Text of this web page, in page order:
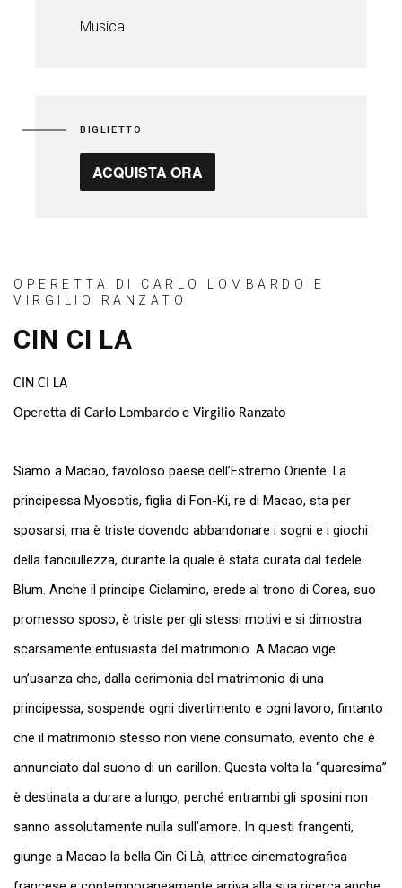
Musica
BIGLIETTO
ACQUISTA ORA
OPERETTA DI CARLO LOMBARDO E
VIRGILIO RANZATO
CIN CI LA
CIN CI LA
Operetta di Carlo Lombardo e Virgilio Ranzato
Siamo a Macao, favoloso paese dell’Estremo Oriente. La
principessa Myosotis, figlia di Fon-Ki, re di Macao, sta per
sposarsi, ma è triste dovendo abbandonare i sogni e i giochi
della fanciullezza, durante la quale è stata curata dal fedele
Blum. Anche il principe Ciclamino, erede al trono di Corea, suo
promesso sposo, è triste per gli stessi motivi e si dimostra
scarsamente entusiasta del matrimonio. A Macao vige
un’usanza che, dalla cerimonia del matrimonio di una
principessa, sospende ogni divertimento e ogni lavoro, fintanto
che il matrimonio stesso non viene consumato, evento che è
annunciato dal suono di un carillon. Questa volta la “quaresima”
è destinata a durare a lungo, perché entrambi gli sposini non
sanno assolutamente nulla sull’amore. In questi frangenti,
giunge a Macao la bella Cin Ci Là, attrice cinematografica